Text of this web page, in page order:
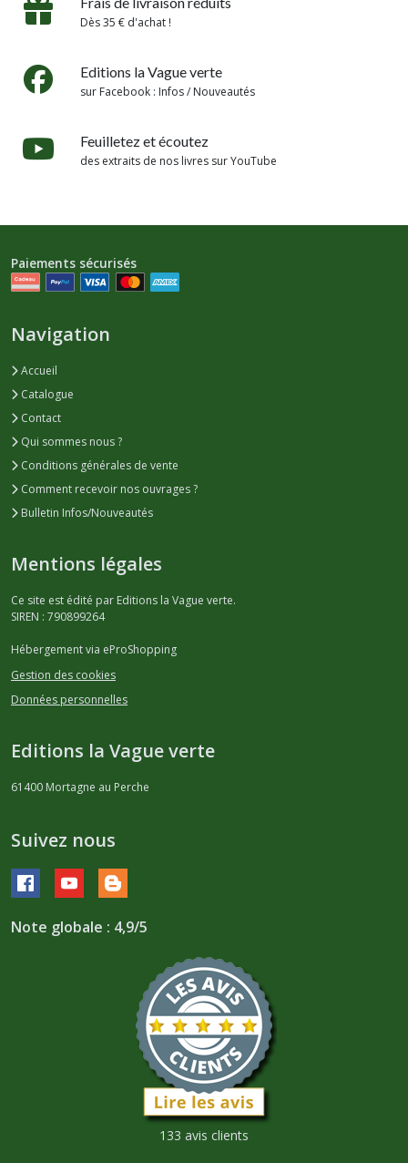
Dès 35 € d'achat !
Editions la Vague verte
sur Facebook : Infos / Nouveautés
Feuilletez et écoutez
des extraits de nos livres sur YouTube
Paiements sécurisés
Navigation
Accueil
Catalogue
Contact
Qui sommes nous ?
Conditions générales de vente
Comment recevoir nos ouvrages ?
Bulletin Infos/Nouveautés
Mentions légales
Ce site est édité par Editions la Vague verte.
SIREN : 790899264
Hébergement via eProShopping
Gestion des cookies
Données personnelles
Editions la Vague verte
61400 Mortagne au Perche
Suivez nous
Note globale : 4,9/5
133 avis clients